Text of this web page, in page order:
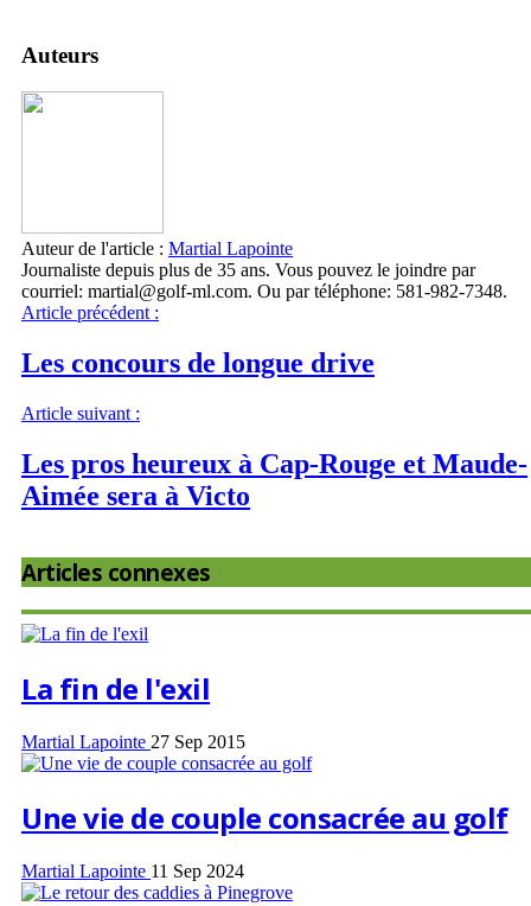
Auteurs
Auteur de l'article : Martial Lapointe
Journaliste depuis plus de 35 ans. Vous pouvez le joindre par
courriel: martial@golf-ml.com. Ou par téléphone: 581-982-7348.
Article précédent :
Les concours de longue drive
Article suivant :
Les pros heureux à Cap-Rouge et Maude-
Aimée sera à Victo
Articles connexes
La fin de l'exil
Martial Lapointe 27 Sep 2015
Une vie de couple consacrée au golf
Martial Lapointe 11 Sep 2024